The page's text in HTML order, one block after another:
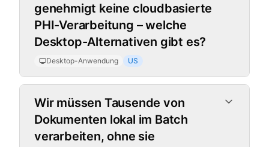
genehmigt keine cloudbasierte
PHI-Verarbeitung – welche
Desktop-Alternativen gibt es?
Desktop-Anwendung US
Wir müssen Tausende von
Dokumenten lokal im Batch
verarbeiten, ohne sie